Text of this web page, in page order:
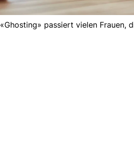
«Ghosting» passiert vielen Frauen,